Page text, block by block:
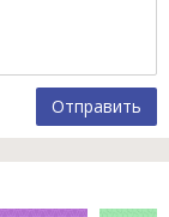
Отправить